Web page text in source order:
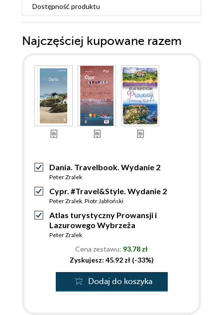
Dostępność produktu
Najczęściej kupowane razem
Dania. Travelbook. Wydanie 2
Peter Zralek
Cypr. #Travel&Style. Wydanie 2
Peter Zralek, Piotr Jabłoński
Atlas turystyczny Prowansji i
Lazurowego Wybrzeża
Peter Zralek
Cena zestawu: 93.78 zł
Zyskujesz: 45.92 zł (-33%)
Dodaj do koszyka